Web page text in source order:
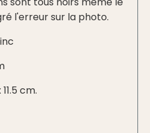
l'erreur sur la photo.
cm.